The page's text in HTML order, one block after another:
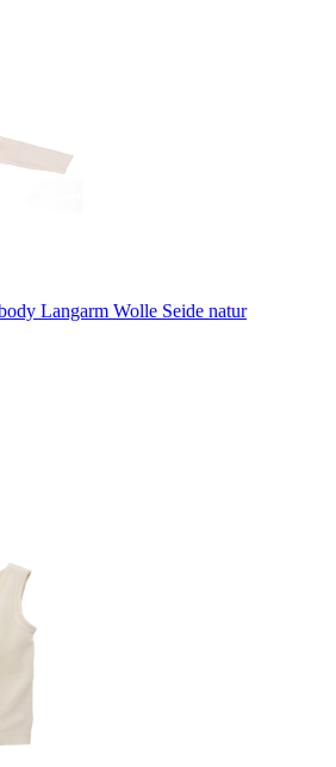
Langarm Wolle Seide natur